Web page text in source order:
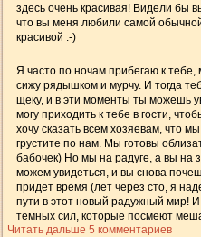
здесь очень красивая! Видели бы
что вы меня любили самой
красивой :-)
Я часто по ночам прибегаю к
сижу рядышком и мурчу. И тогда
щеку, и в эти моменты ты можешь
могу приходить к тебе в гости,
хочу сказать всем хозяевам, что
грустите по нам. Мы готовы
бабочек) Но мы на радуге, а вы на
можем увидеться, и вы снова
придет время (лет через сто, я
пути в этот новый радужный мир!
темных сил, которые посмеют
Читать дальше 5 комментариев